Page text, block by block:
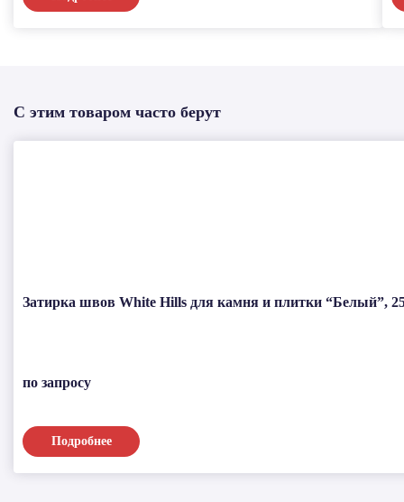
С этим товаром часто берут
Затирка швов White Hills для камня и плитки “Белый”,
по запросу
Подробнее